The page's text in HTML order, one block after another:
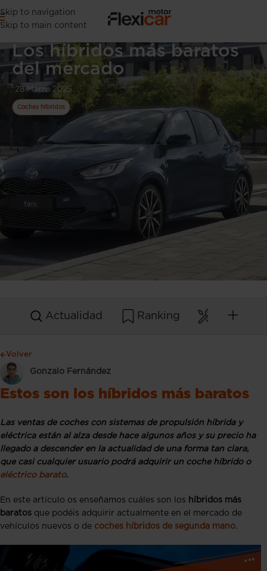
Skip to navigation
Skip to main content
Los híbridos más baratos
del mercado
28 Marzo 2025
Coches híbridos
Actualidad Ranking
Volver
Gonzalo Fernández
Estos son los híbridos más baratos
Las ventas de coches con sistemas de propulsión híbrida y
eléctrica están al alza desde hace algunos años ysu precio ha
llegado a descender en la actualidad de una forma tan clara,
que casi cualquier usuario podrá adquirir un coche híbrido o
eléctrico barato.
En este artículo os enseñamos cuáles son los híbridos más
baratos que podéis adquirir actualmente en el mercado de
vehículos nuevos o de coches híbridos de segunda mano.